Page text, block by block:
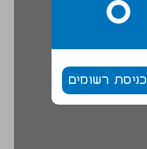
כניסת רשומים